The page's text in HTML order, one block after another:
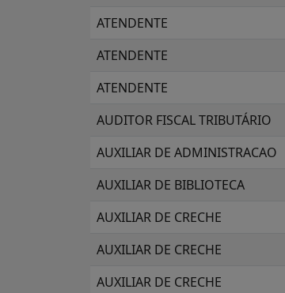
ATENDENTE
ATENDENTE
ATENDENTE
AUDITOR FISCAL TRIBUTÁRIO
AUXILIAR DE ADMINISTRACAO
AUXILIAR DE BIBLIOTECA
AUXILIAR DE CRECHE
AUXILIAR DE CRECHE
AUXILIAR DE CRECHE